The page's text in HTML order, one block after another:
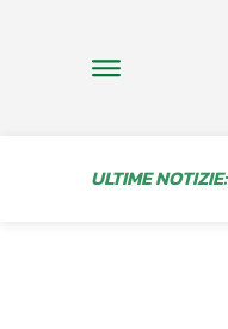
ULTIME NOTIZIE: